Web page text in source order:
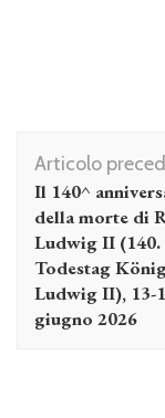
Navigazione
articolo
Articolo
Il 140^
della morte di
Ludwig II (140.
Todestag
Ludwig II), 13-
giugno 2026